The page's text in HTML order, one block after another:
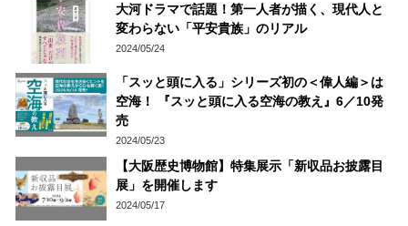
大河ドラマで話題！第一人者が描く、現代人と
変わらない「平安貴族」のリアル
2024/05/24
「スッと頭に入る」シリーズ初の＜偉人編＞は
空海！ 『スッと頭に入る空海の教え』6／10発
売
2024/05/23
【大阪歴史博物館】特集展示「新収品お披露目
展」を開催します
2024/05/17